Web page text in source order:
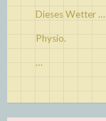
Dieses Wetter …
Physio.
…